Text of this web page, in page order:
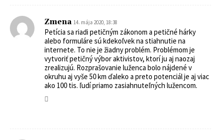
Zmena 14. mája 2020, 18:38
Petícia sa riadi petičným zákonom a petičné hárky
alebo formuláre sú kdekoľvek na stiahnutie na
internete. To nie je žiadny problém. Problémom je
vytvoriť petičný výbor aktivistov, ktorí ju aj naozaj
zrealizujú. Rozprašovanie luženca bolo nájdené v
okruhu aj vyše 50 km ďaleko a preto potenciál je aj viac
ako 100 tis. ľudí priamo zasiahnuteľných lužencom.